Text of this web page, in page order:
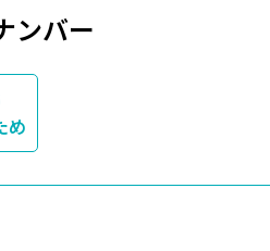
ンバー
め